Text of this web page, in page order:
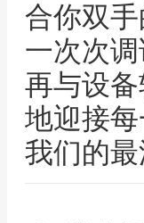
合你双
一次次
再与设
地迎接
我们的最